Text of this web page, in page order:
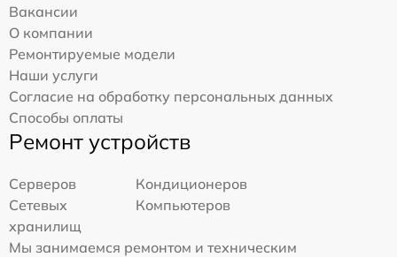
Вакансии
О компании
Ремонтируемые модели
Наши услуги
Согласие на обработку персональных данных
Способы оплаты
Ремонт устройств
Серверов
Кондиционеров
Сетевых
хранилищ
Компьютеров
Мы занимаемся ремонтом и техническим